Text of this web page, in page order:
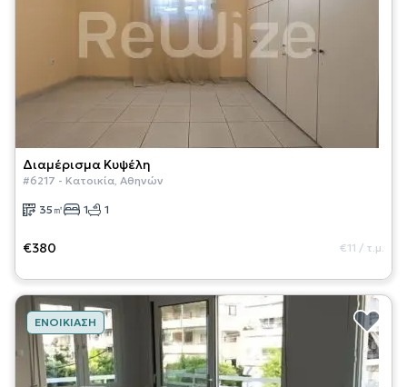
Διαμέρισμα Κυψέλη
#6217 - Κατοικία, Αθηνών
35 ㎡ 1 1
€380 €11 / τ.μ.
ΕΝΟΙΚΊΑΣΗ